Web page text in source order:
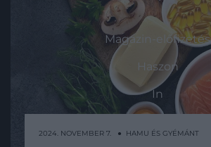
2024. NOVEMBER 7. ● HAMU ÉS GYÉMÁNT
HG MEDIA
Magazin-előfizetés
Haszon
In